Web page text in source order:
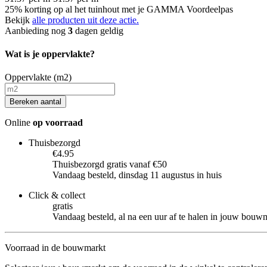
25% korting op al het tuinhout met je GAMMA Voordeelpas
Bekijk alle producten uit deze actie.
Aanbieding nog 3 dagen geldig
Wat is je oppervlakte?
Oppervlakte (m2)
Bereken aantal
Online op voorraad
Thuisbezorgd
€4.95
Thuisbezorgd gratis vanaf €50
Vandaag besteld, dinsdag 11 augustus in huis
Click & collect
gratis
Vandaag besteld, al na een uur af te halen in jouw
Voorraad in de bouwmarkt